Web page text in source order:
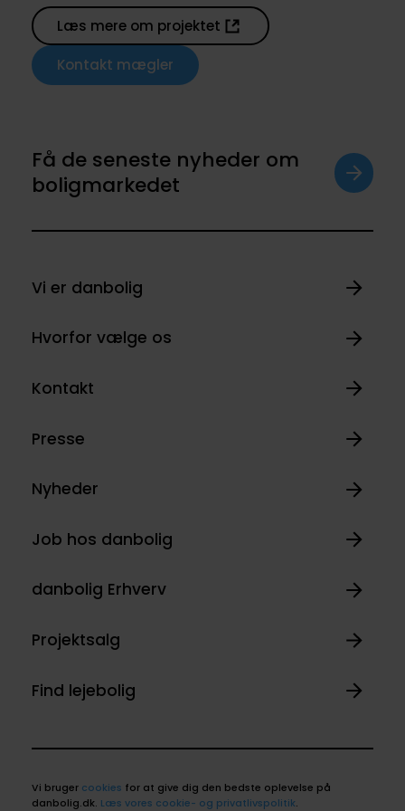
Læs mere om projektet
Kontakt mægler
Få de seneste nyheder om
boligmarkedet
Vi er danbolig
Hvorfor vælge os
Kontakt
Presse
Nyheder
Job hos danbolig
danbolig Erhverv
Projektsalg
Find lejebolig
Vi bruger cookies for at give dig den bedste oplevelse på
danbolig.dk. Læs vores cookie- og privatlivspolitik.